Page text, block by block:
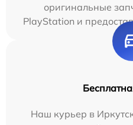
оригинальные
PlayStation и
Наш курьер в